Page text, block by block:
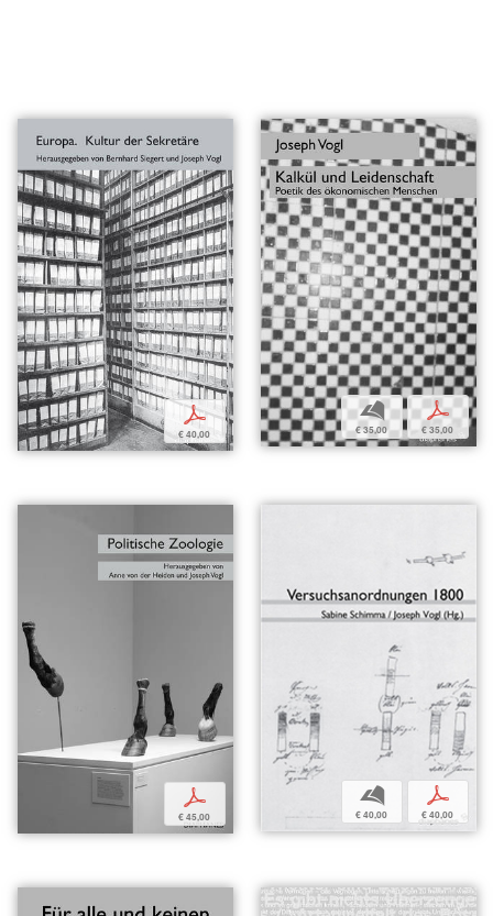
p
€ 40,00
b
€ 35,00
p
€ 35,00
p
€ 45,00
b
€ 40,00
p
€ 40,00